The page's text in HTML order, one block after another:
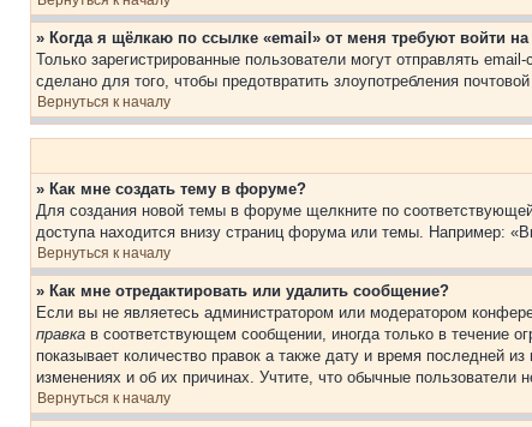
» Когда я щёлкаю по ссылке «email» от меня требуют войти
Только зарегистрированные пользователи могут отправлять
сделано для того, чтобы предотвратить злоупотребления
Вернуться к началу
» Как мне создать тему в форуме?
Для создания новой темы в форуме щелкните по
доступа находится внизу страниц форума или темы. Например:
Вернуться к началу
» Как мне отредактировать или удалить сообщение?
Если вы не являетесь администратором или модератором
правка в соответствующем сообщении, иногда только в течение
показывает количество правок а также дату и время последней
изменениях и об их причинах. Учтите, что обычные пользователи
Вернуться к началу